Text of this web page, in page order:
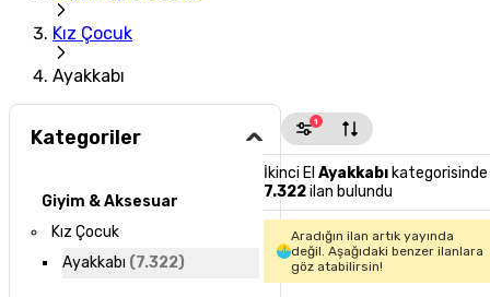
Kız Çocuk
Ayakkabı
Kategoriler
Giyim & Aksesuar
Kız Çocuk
Ayakkabı (7.322)
1
İkinci El Ayakkabıkategorisinde
7.322ilan bulundu
Aradığın ilan artık yayında
değil. Aşağıdaki benzer ilanlara
göz atabilirsin!